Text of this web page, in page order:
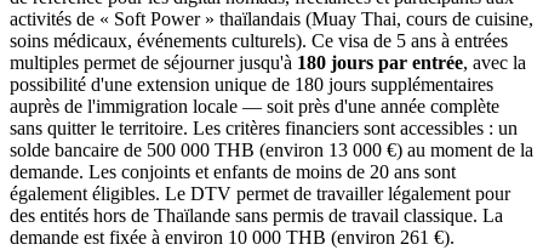
activités de « Soft Power » thaïlandais (Muay Thai, cours de cuisine,
soins médicaux, événements culturels). Ce visa de 5 ans à entrées
multiples permet de séjourner jusqu'à 180 jours par entrée, avec la
possibilité d'une extension unique de 180 jours supplémentaires
auprès de l'immigration locale — soit près d'une année complète
sans quitter le territoire. Les critères financiers sont accessibles : un
solde bancaire de 500 000 THB (environ 13 000 €) au moment de la
demande. Les conjoints et enfants de moins de 20 ans sont
également éligibles. Le DTV permet de travailler légalement pour
des entités hors de Thaïlande sans permis de travail classique. La
demande est fixée à environ 10 000 THB (environ 261 €).